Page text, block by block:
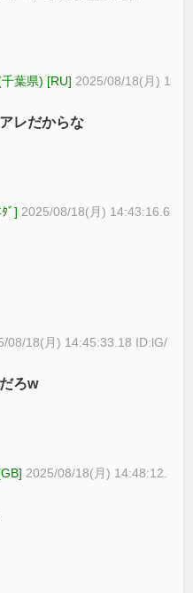
葉県) [RU] 2025/08/18(月) 1
レだからな
ﾞ] 2025/08/18(月) 14:43:16.6
08/18(月) 14:45:33.18 ID:lG/
ろw
2025/08/18(月) 14:48:12.